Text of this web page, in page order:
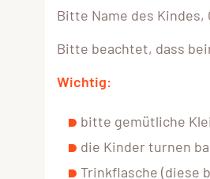
Bitte Name des
Bitte beachtet, dass
Wichtig:
bitte gemütliche
die Kinder turnen
Trinkflasche (diese